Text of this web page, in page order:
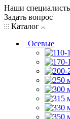
Наши
Задать вопрос
Каталог
Осевые